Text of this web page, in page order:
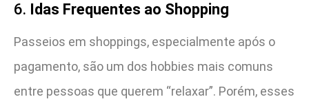
6. Idas Frequentes ao Shopping
Passeios em shoppings, especialmente após o
pagamento, são um dos hobbies mais comuns
entre pessoas que querem “relaxar”. Porém, esses